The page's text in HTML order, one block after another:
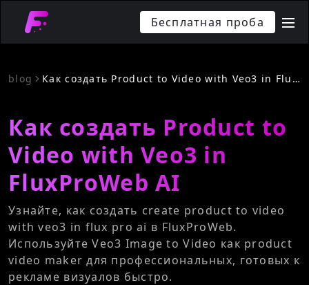
Бесплатная проба
blog Как создать Product to Video with Veo3 in FluxProWeb AI
Как создать Product to
Video with Veo3 in
FluxProWeb AI
Узнайте, как создать create product to video
with veo3 in flux pro ai в FluxProWeb.
Используйте Veo3 Image to Video как product
video maker для профессиональных, готовых к
рекламе визуалов быстро.